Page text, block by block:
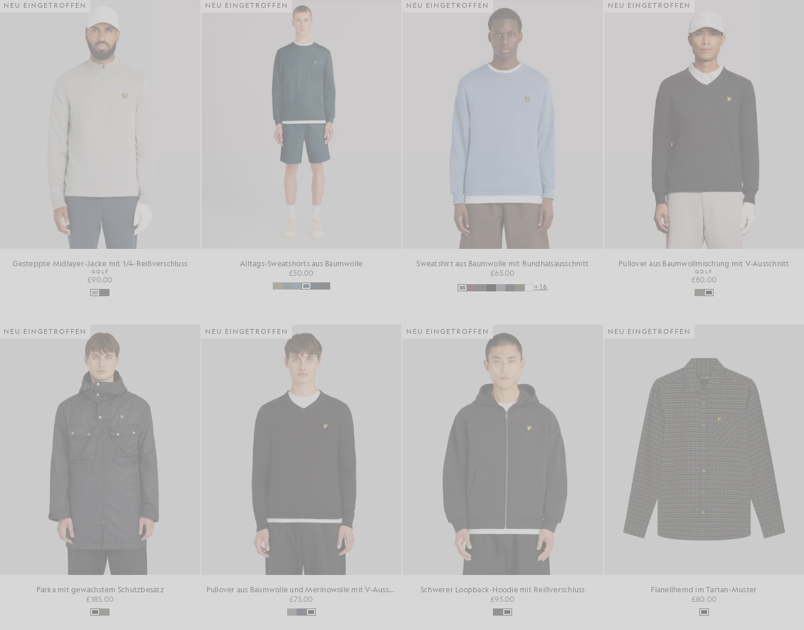
NEU EINGETROFFEN
Gesteppte Midlayer-Jacke mit 1/4-Reißverschluss
GOLF
£90.00
NEU EINGETROFFEN
Alltags-Sweatshorts aus Baumwolle
£50.00
NEU EINGETROFFEN
Sweatshirt aus Baumwolle mit Rundhalsausschnitt
£65.00
+16
NEU EINGETROFFEN
Pullover aus Baumwollmischung mit V-Ausschnitt
GOLF
£80.00
NEU EINGETROFFEN
Parka mit gewachstem Schutzbesatz
£185.00
NEU EINGETROFFEN
Pullover aus Baumwolle und Merinowolle mit V-Ausschnitt
£75.00
NEU EINGETROFFEN
Schwerer Loopback-Hoodie mit Reißverschluss
£95.00
NEU EINGETROFFEN
Flanellhemd im Tartan-Muster
£80.00